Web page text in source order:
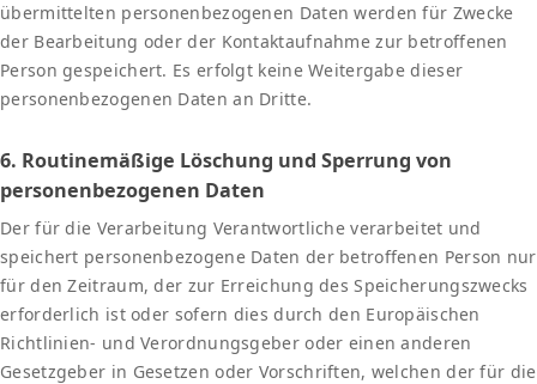
übermittelten personenbezogenen Daten werden für Zwecke
der Bearbeitung oder der Kontaktaufnahme zur betroffenen
Person gespeichert. Es erfolgt keine Weitergabe dieser
personenbezogenen Daten an Dritte.
6. Routinemäßige Löschung und Sperrung von
personenbezogenen Daten
Der für die Verarbeitung Verantwortliche verarbeitet und
speichert personenbezogene Daten der betroffenen Person nur
für den Zeitraum, der zur Erreichung des Speicherungszwecks
erforderlich ist oder sofern dies durch den Europäischen
Richtlinien- und Verordnungsgeber oder einen anderen
Gesetzgeber in Gesetzen oder Vorschriften, welchen der für die